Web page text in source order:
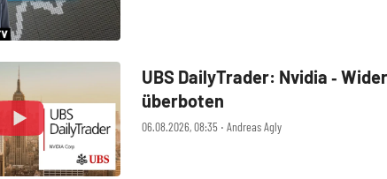
06.08.2026, 08:35 ‧ Andreas Agly
UBS DailyTrader: Nvidia ‑
überboten